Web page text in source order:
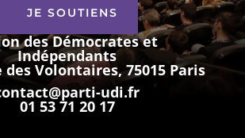
JE SOUTIENS
des Démocrates et
Indépendants
des Volontaires, 75015 Paris
udi.fr
01 53 71 20 17